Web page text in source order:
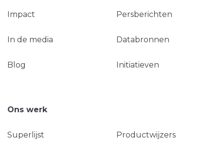
Impact Persberichten
In de media Databronnen
Blog Initiatieven
Ons werk
Superlijst Productwijzers